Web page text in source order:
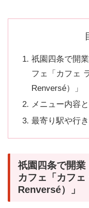
祇園四条で開
フェ「カフェ
Renversé）」
メニュー内容
最寄り駅や行
祇園四条で開業
カフェ「カフ
Renversé）」